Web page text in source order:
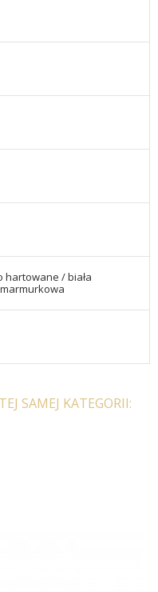
hartowane / biała
SAMEJ KATEGORII: